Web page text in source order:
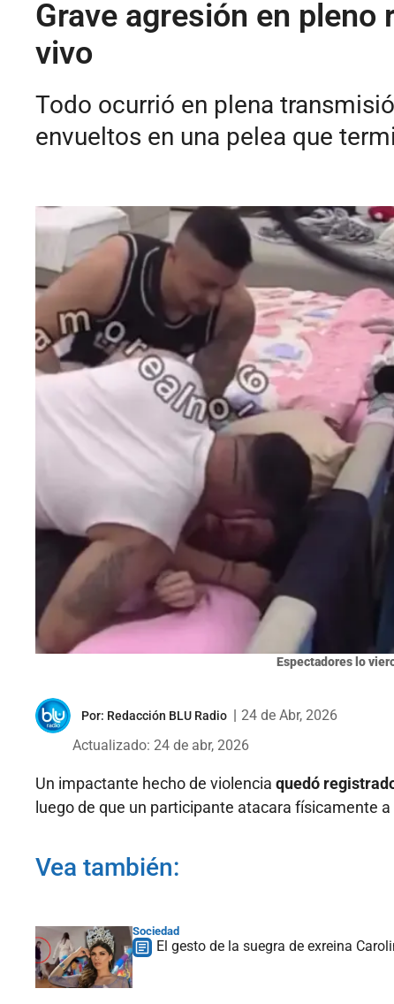
Grave agresión en
vivo
Todo ocurrió en plena
envueltos en una pelea que
Espectadores lo
Por: Redacción BLU Radio
24 de Abr, 2026
Actualizado: 24 de abr, 2026
Un impactante hecho de violencia quedó
luego de que un participante atacara físicamente
Vea también:
Sociedad
El gesto de la suegra de exreina